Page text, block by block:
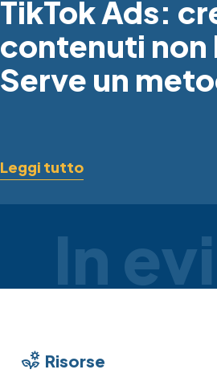
TikTok Ads:
contenuti non
Serve un
Leggi tutto
In
Risorse